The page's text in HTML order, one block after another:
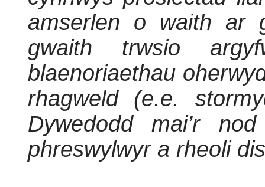
amserlen o waith ar
gwaith trwsio
blaenoriaethau
rhagweld (e.e.
Dywedodd mai’r
phreswylwyr a rheoli